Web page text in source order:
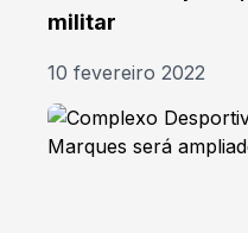
militar
10 fevereiro 2022